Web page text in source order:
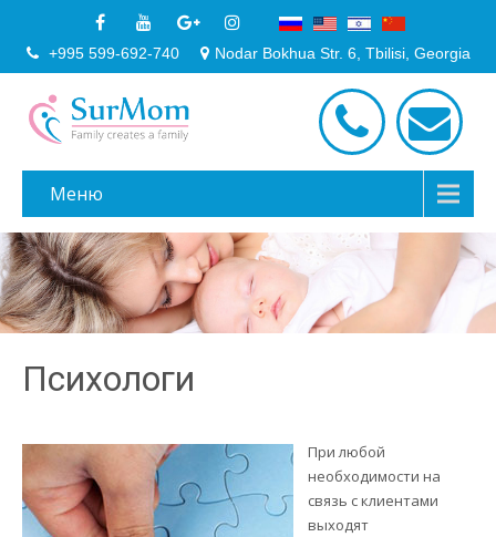
+995 599-692-740 Nodar Bokhua Str. 6, Tbilisi, Georgia
Меню
Психологи
При любой
необходимости на
связь с клиентами
выходят